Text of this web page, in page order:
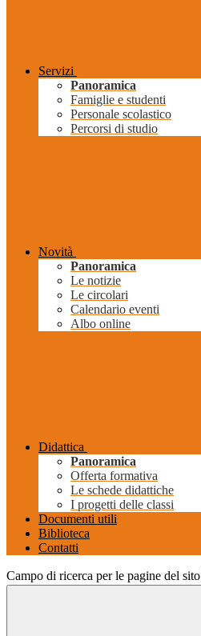
Servizi
Panoramica
Famiglie e studenti
Personale scolastico
Percorsi di studio
Novità
Panoramica
Le notizie
Le circolari
Calendario eventi
Albo online
Didattica
Panoramica
Offerta formativa
Le schede didattiche
I progetti delle classi
Documenti utili
Biblioteca
Contatti
Campo di ricerca per le pagine del sito